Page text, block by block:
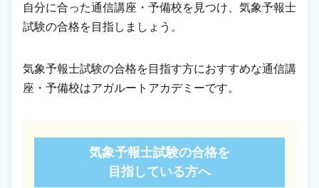
自分に合った通信講座・予備校を見つけ、気象予報士
試験の合格を目指しましょう。
気象予報士試験の合格を目指す方におすすめな通信講
座・予備校はアガルートアカデミーです。
気象予報士試験の合格を
目指している方へ